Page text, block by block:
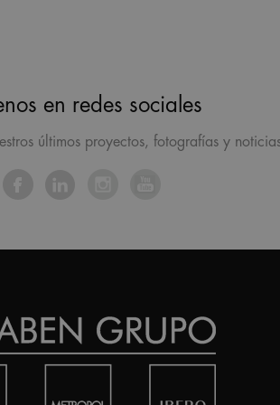
en redes sociales
últimos proyectos, fotografías y